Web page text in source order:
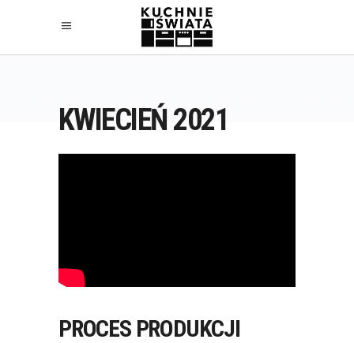
KWIECIEŃ 2021
PROCES PRODUKCJI